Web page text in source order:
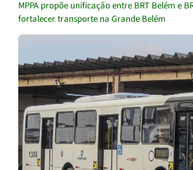
MPPA propõe unificação entre BRT Belém e
fortalecer transporte na Grande Belém